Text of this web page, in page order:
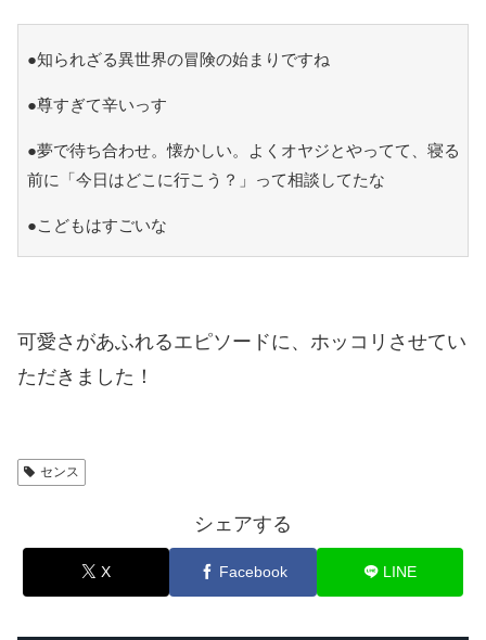
●知られざる異世界の冒険の始まりですね
●尊すぎて辛いっす
●夢で待ち合わせ。懐かしい。よくオヤジとやってて、寝る
前に「今日はどこに行こう？」って相談してたな
●こどもはすごいな
可愛さがあふれるエピソードに、ホッコリさせてい
ただきました！
センス
シェアする
X Facebook LINE